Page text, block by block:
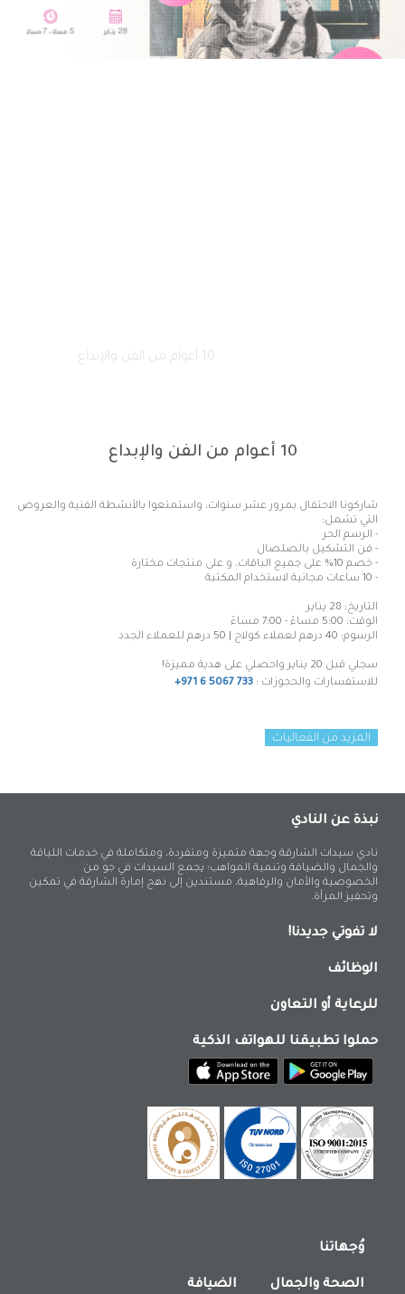
10 أعوام من الفن والإبداع
10 أعوام من الفن والإبداع
شاركونا الاحتفال بمرور عشر سنوات، واستمتعوا بالأنشطة الفنية والعروض
التي تشمل:
- الرسم الحر
- فن التشكيل بالصلصال
- خصم 10% على جميع الباقات، و على منتجات مختارة
- 10 ساعات مجانية لاستخدام المكتبة
التاريخ: 28 يناير
الوقت: 5:00 مساءً - 7:00 مساءً
الرسوم: 40 درهم لعملاء كولاج | 50 درهم للعملاء الجدد
سجلي قبل يناير واحصلي على هدية مميزة!
للاستفسارات والحجوزات : +971 6 5067 733
المزيد من الفعاليات
نبذة عن النادي
نادي سيدات الشارقة وجهة متميزة ومتفردة، ومتكاملة في خدمات اللياقة
والجمال والضيافة وتنمية المواهب؛ يجمع السيدات في جو من
الخصوصية والأمان والرفاهية، مستندين إلى نهج إمارة الشارقة في تمكين
وتحفيز المرأة.
لا تفوتي جديدنا!
الوظائف
للرعاية أو التعاون
حملوا تطبيقنا للهواتف الذكية
وُجهاتنا
الصحة والجمال الضيافة